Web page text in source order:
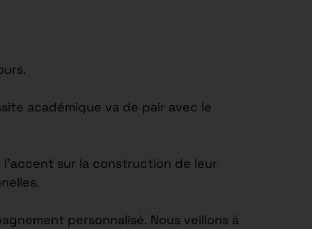
académique va de pair avec le
sur la construction de leur
personnalisé. Nous veillons à